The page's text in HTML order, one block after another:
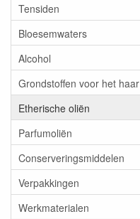
Tensiden
Bloesemwaters
Alcohol
Grondstoffen voor het haar
Etherische oliën
Parfumoliën
Conserveringsmiddelen
Verpakkingen
Werkmaterialen